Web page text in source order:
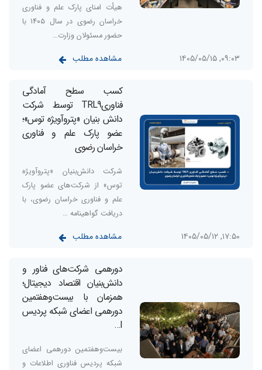
هیأت امنای پارک علم و فناوری
خراسان رضوی در سال ۱۴۰۵ با
حضور مسئولان وزارت…
۰۹:۰۳, ۱۴۰۵/۰۵/۱۵ مشاهده مطلب
کسب سطح آمادگی
فناوریTRL9 توسط شرکت
دانش بنیان «پتروآویژه‌‌ توس»؛
عضو پارک علم و فناوری
خراسان رضوی
شرکت دانش‌بنیان «پتروآویژه
توس» از شرکت‌های عضو پارک
علم و فناوری خراسان رضوی، با
دریافت گواهینامه …
۱۷:۵۰, ۱۴۰۵/۰۵/۱۲ مشاهده مطلب
دورهمی شرکت‌های فناور و
دانش‌بنیان اقتصاد دیجیتال؛
همزمان با بیست‌وهفتمین
دورهمی اعضای شبکه پردیس
بیست‌وهفتمین دورهمی اعضای
شبکه پردیس فناوری اطلاعات و